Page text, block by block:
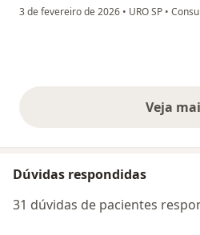
3 de fevereiro de 2026 • URO SP •
Veja
Dúvidas respondidas
31 dúvidas de pacientes